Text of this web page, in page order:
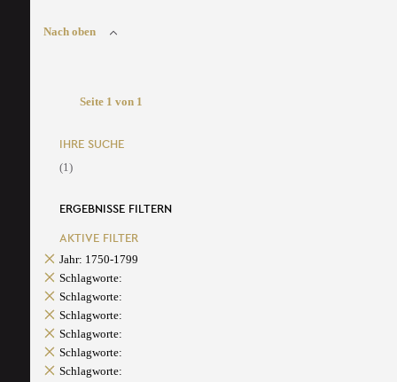
Nach oben
Seite 1 von 1
IHRE SUCHE
(1)
ERGEBNISSE FILTERN
AKTIVE FILTER
Jahr: 1750-1799
Schlagworte:
Schlagworte:
Schlagworte:
Schlagworte:
Schlagworte:
Schlagworte: